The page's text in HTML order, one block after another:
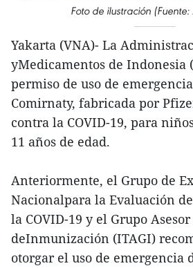
Foto de ilustración
Yakarta (VNA)- La
yMedicamentos de Indonesia
permiso de uso de
Comirnaty, fabricada por
contra la COVID-19, para
11 años de edad.
Anteriormente, el Grupo de
Nacionalpara la Evaluación
la COVID-19 y el Grupo
deInmunización (ITAGI)
otorgar el uso de emergencia